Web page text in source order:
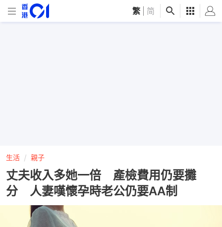
繁 简
生活 親子
丈夫收入多她一倍 產檢費用仍要攤
分 人妻嘆懷孕時老公仍要AA制